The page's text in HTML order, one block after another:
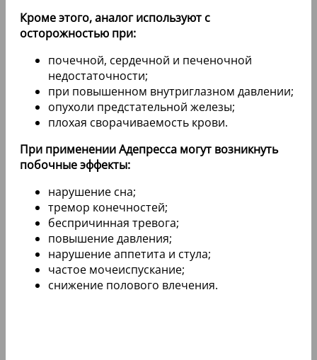
Кроме этого, аналог используют с
осторожностью при:
почечной, сердечной и печеночной
недостаточности;
при повышенном внутриглазном давлении;
опухоли предстательной железы;
плохая сворачиваемость крови.
При применении Адепресса могут возникнуть
побочные эффекты:
нарушение сна;
тремор конечностей;
беспричинная тревога;
повышение давления;
нарушение аппетита и стула;
частое мочеиспускание;
снижение полового влечения.